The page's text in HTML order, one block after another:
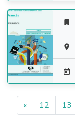




« 12 13